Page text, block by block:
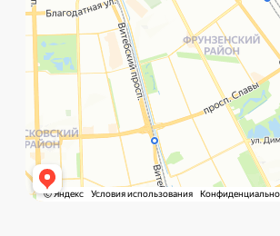
Главная ПозвонитьWhat`s app Контакты Услуги
Политика обработки данных
©️ Porsche 198. Все права защищены 2025
Разработка и маркетинг: Global Code